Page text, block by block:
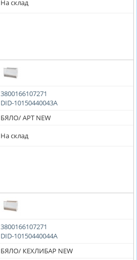
На склад
3800166107271
DID-10150440043A
БЯЛО/ АРТ NEW
На склад
3800166107271
DID-10150440044A
БЯЛО/ КЕХЛИБАР NEW